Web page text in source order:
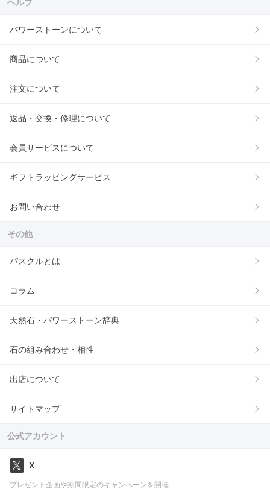
ヘルプ
パワーストーンについて
商品について
注文について
返品・交換・修理について
会員サービスについて
ギフトラッピングサービス
お問い合わせ
その他
パスクルとは
コラム
天然石・パワーストーン辞典
石の組み合わせ・相性
出店について
サイトマップ
公式アカウント
X
プレゼント企画や期間限定のキャンペーンを開催